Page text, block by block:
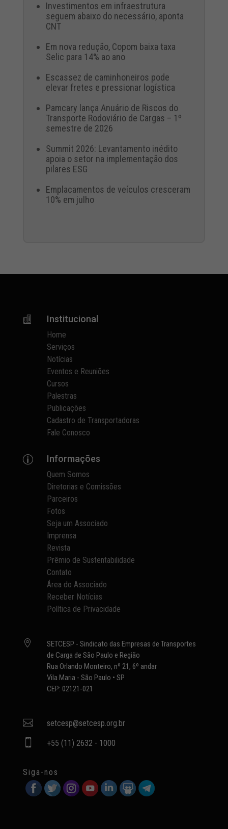
Investimentos em infraestrutura
seguem abaixo do necessário, aponta
CNT
Em nova redução, Copom baixa taxa
Selic para 14% ao ano
Escassez de caminhoneiros pode
elevar fretes e pressionar logística
Pamcary lança Anuário de Riscos do
Transporte Rodoviário de Cargas – 1º
semestre de 2026
Summit 2026: Levantamento inédito
apoia o setor na implementação dos
pilares ESG
Emplacamentos de veículos cresceram
10% em julho
 Institucional
Home
Serviços
Notícias
Eventos e Reuniões
Cursos
Palestras
Publicações
Cadastro de Transportadoras
Fale Conosco
p Informações
Quem Somos
Diretorias e Comissões
Parceiros
Fotos
Seja um Associado
Imprensa
Revista
Prêmio de Sustentabilidade
Contato
Área do Associado
Receber Notícias
Política de Privacidade

SETCESP - Sindicato das Empresas de Transportes
de Carga de São Paulo e Região
Rua Orlando Monteiro, nº 21, 6º andar
Vila Maria - São Paulo • SP
CEP: 02121-021
 setcesp@setcesp.org.br
 +55 (11) 2632 - 1000
Siga-nos